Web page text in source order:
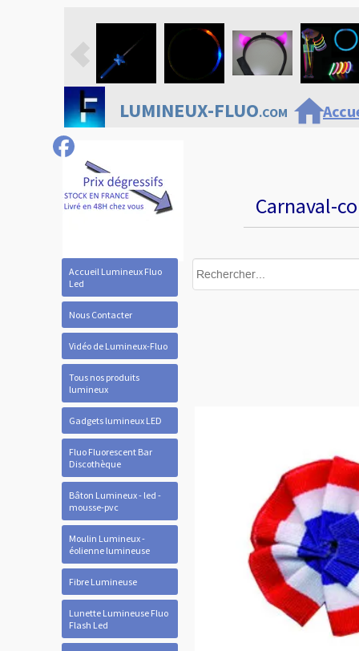
Accueil Lumineux Fluo
Led
Nous Contacter
Vidéo de Lumineux-Fluo
Tous nos produits
lumineux
Gadgets lumineux LED
Fluo Fluorescent Bar
Discothèque
Bâton Lumineux - led -
mousse-pvc
Moulin Lumineux -
éolienne lumineuse
Fibre Lumineuse
Lunette Lumineuse Fluo
Flash Led
LUMINEUX-FLUO.COMhome
Carnaval-